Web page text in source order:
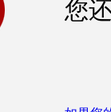
您